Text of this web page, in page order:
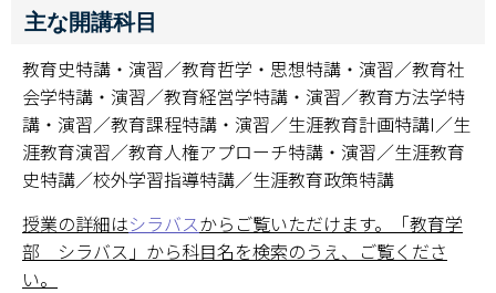
主な開講科目
教育史特講・演習／教育哲学・思想特講・演習／教育社
会学特講・演習／教育経営学特講・演習／教育方法学特
講・演習／教育課程特講・演習／生涯教育計画特講I／生
涯教育演習／教育人権アプローチ特講・演習／生涯教育
史特講／校外学習指導特講／生涯教育政策特講
授業の詳細はシラバスからご覧いただけます。「教育学
部 シラバス」から科目名を検索のうえ、ご覧くださ
い。